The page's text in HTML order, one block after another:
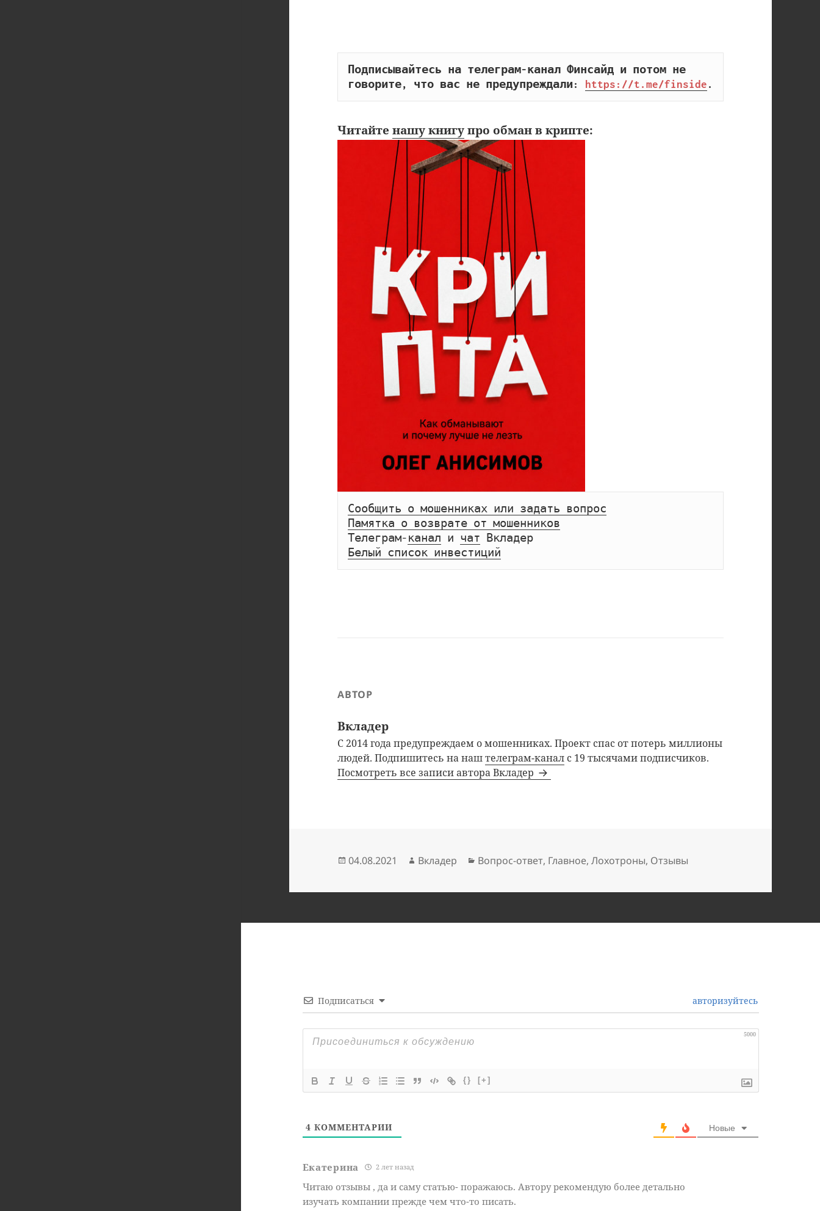
Подписывайтесь на телеграм-канал Финсайд и потом не
говорите, что вас не предупреждали: https://t.me/finside .
Читайтенашу книгупро обман в крипте:
Сообщить о мошенниках или задать вопрос
Памятка о возврате от мошенников
Телеграм- канал и чат
Вкладер
Белый список инвестиций
АВТОР
Вкладер
С 2014 года предупреждаем о мошенниках. Проект спас от потерь миллионы
людей. Подпишитесь на наштелеграм-канал с 19 тысячами подписчиков.
Посмотреть все записи автора Вкладер
Опубликовано
04.08.2021 Автор
Вкладер Рубрики
Вопрос-ответ, Главное,Лохотроны, Отзывы
Подписаться авторизуйтесь
5000
{} [+]
4 КОММЕНТАРИИ Новые
Екатерина 2 лет назад
Читаю отзывы , да и саму статью- поражаюсь. Автору рекомендую более детально
изучать компании прежде чем что-то писать.